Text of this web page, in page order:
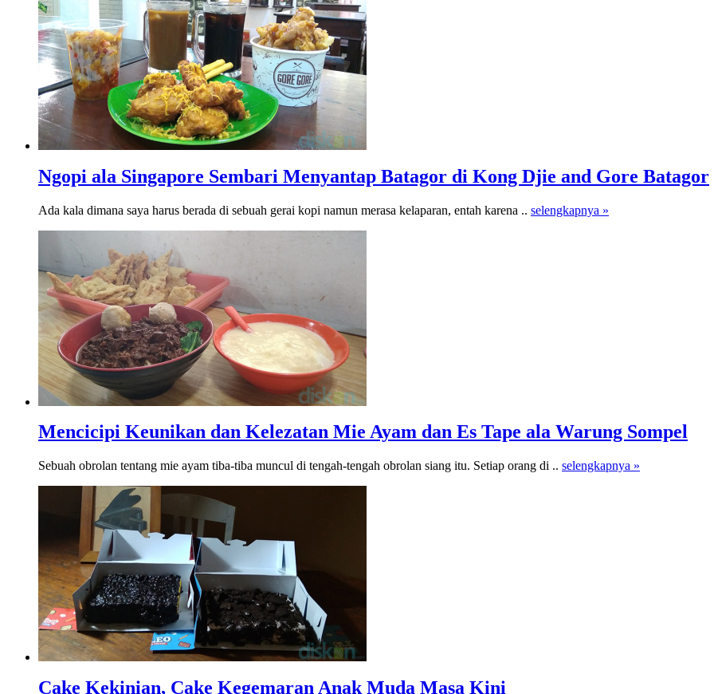
Ngopi ala Singapore Sembari Menyantap Batagor di Kong Djie and Gore Batagor
Ada kala dimana saya harus berada di sebuah gerai kopi namun merasa kelaparan, entah karena .. selengkapnya »
Mencicipi Keunikan dan Kelezatan Mie Ayam dan Es Tape ala Warung Sompel
Sebuah obrolan tentang mie ayam tiba-tiba muncul di tengah-tengah obrolan siang itu. Setiap orang di .. selengkapnya »
Cake Kekinian, Cake Kegemaran Anak Muda Masa Kini